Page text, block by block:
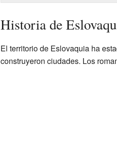
Historia de
El territorio de Eslovaquia ha
construyeron ciudades. Los